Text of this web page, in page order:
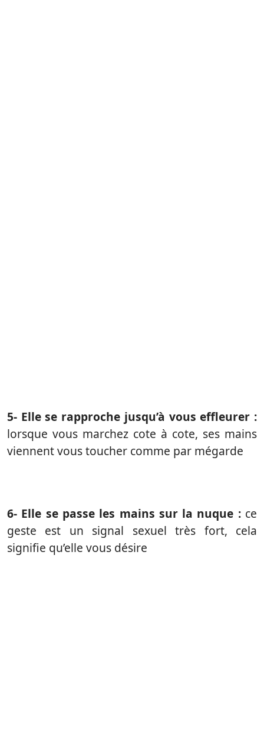
5- Elle se rapproche jusqu’à vous effleurer :
lorsque vous marchez cote à cote, ses mains
viennent vous toucher comme par mégarde
6- Elle se passe les mains sur la nuque :ce
geste est un signal sexuel très fort, cela
signifie qu’elle vous désire